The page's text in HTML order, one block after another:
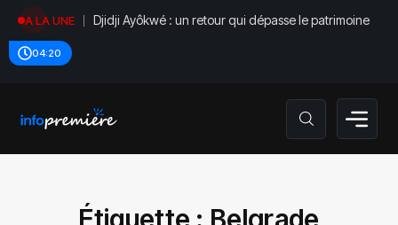
A LA UNE Djidji Ayôkwé : un retour qui dépasse le patrimoine
04:20